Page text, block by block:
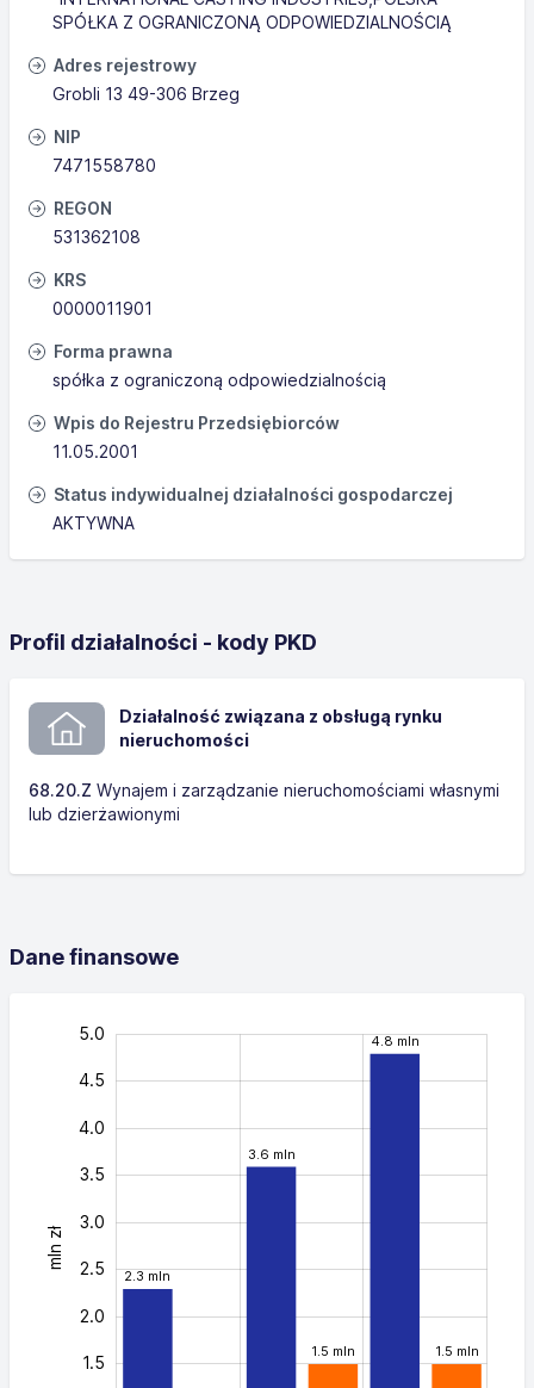
SPÓŁKA Z OGRANICZONĄ ODPOWIEDZIALNOŚCIĄ
Adres rejestrowy
Grobli 13 49-306 Brzeg
NIP
7471558780
REGON
531362108
KRS
0000011901
Forma prawna
spółka z ograniczoną odpowiedzialnością
Wpis do Rejestru Przedsiębiorców
11.05.2001
Status indywidualnej działalności gospodarczej
AKTYWNA
Profil działalności - kody PKD
Działalność związana z obsługą rynku
nieruchomości
68.20.Z Wynajem i zarządzanie nieruchomościami własnymi
lub dzierżawionymi
Dane finansowe
2.3 mln
3.6 mln
4.8 mln
1.5 mln 1.5 mln
mln zł
1.5
2.0
2.5
3.0
3.5
4.0
4.5
5.0